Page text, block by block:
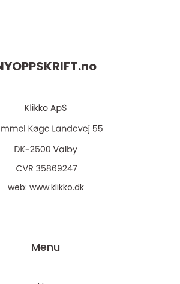
no
web: www.klikko.dk
Menu